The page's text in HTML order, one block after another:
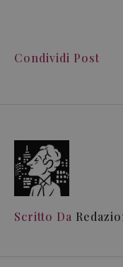
Condividi Post
Scritto Da